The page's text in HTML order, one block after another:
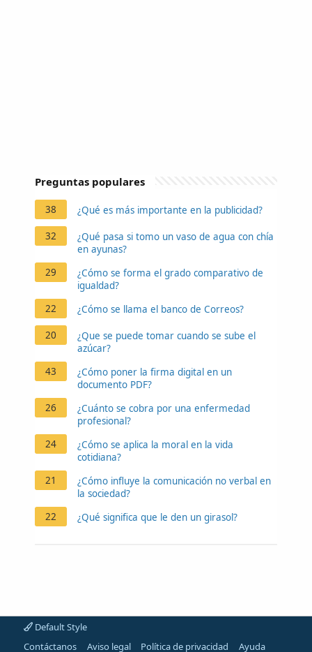
Preguntas populares
38 ¿Qué es más importante en la publicidad?
32
¿Qué pasa si tomo un vaso de agua con chía
en ayunas?
29
¿Cómo se forma el grado comparativo de
igualdad?
22
¿Cómo se llama el banco de Correos?
20
¿Que se puede tomar cuando se sube el
azúcar?
43
¿Cómo poner la firma digital en un
documento PDF?
26
¿Cuánto se cobra por una enfermedad
profesional?
24
¿Cómo se aplica la moral en la vida
cotidiana?
21
¿Cómo influye la comunicación no verbal en
la sociedad?
22
¿Qué significa que le den un girasol?
Default Style
Contáctanos
Aviso legal Política de privacidad Ayuda